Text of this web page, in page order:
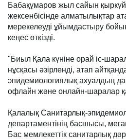
Бабақұмаров жыл сайын
жексенбісінде алматылықтар
мерекелеуді ұйымдастыру
кеңес өткізді.
"Биыл Қала күніне орай іс-
нұсқасы әзірленді, атап
эпидемиологиялық ахуалдың
офлайн және онлайн-шаралар
Қалалық Санитарлық-
департаментінің басшысы,
Бас мемлекеттік санитарлық